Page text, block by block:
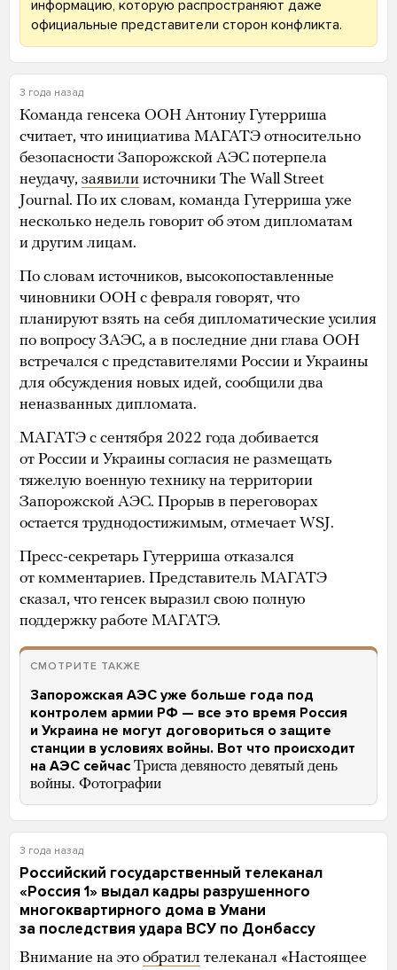
информацию, которую распространяют даже
официальные представители сторон конфликта.
3 года назад
Команда генсека ООН Антониу Гутерриша
считает, что инициатива МАГАТЭ относительно
безопасности Запорожской АЭС потерпела
неудачу, заявили источники The Wall Street
Journal. По их словам, команда Гутерриша уже
несколько недель говорит об этом дипломатам
и другим лицам.
По словам источников, высокопоставленные
чиновники ООН с февраля говорят, что
планируют взять на себя дипломатические усилия
по вопросу ЗАЭС, а в последние дни глава ООН
встречался с представителями России и Украины
для обсуждения новых идей, сообщили два
неназванных дипломата.
МАГАТЭ с сентября 2022 года добивается
от России и Украины согласия не размещать
тяжелую военную технику на территории
Запорожской АЭС. Прорыв в переговорах
остается труднодостижимым, отмечает WSJ.
Пресс-секретарь Гутерриша отказался
от комментариев. Представитель МАГАТЭ
сказал, что генсек выразил свою полную
поддержку работе МАГАТЭ.
СМОТРИТЕ ТАКЖЕ
Запорожская АЭС уже больше года под
контролем армии РФ — все это время Россия
и Украина не могут договориться о защите
станции в условиях войны. Вот что происходит
на АЭС сейчас Триста девяносто девятый день
войны. Фотографии
3 года назад
Российский государственный телеканал
«Россия 1» выдал кадры разрушенного
многоквартирного дома в Умани
за последствия удара ВСУ по Донбассу
Внимание на это обратил телеканал «Настоящее